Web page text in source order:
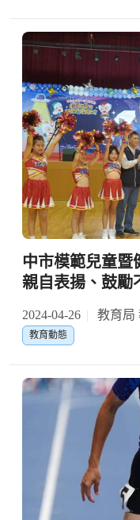
中市模範兒童暨
親自表揚、鼓勵
2024-04-26 教育局
教育動態